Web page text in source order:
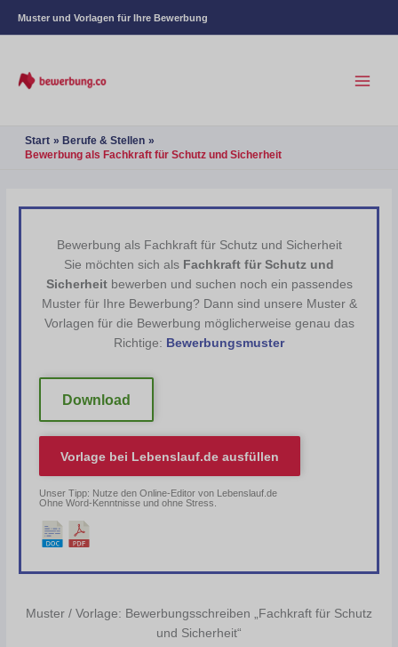
Muster und Vorlagen für Ihre Bewerbung
Start
Berufe & Stellen
Bewerbung als Fachkraft für Schutz und Sicherheit
Bewerbung als Fachkraft für Schutz und Sicherheit
Sie möchten sich als Fachkraft für Schutz und
Sicherheitbewerben und suchen noch ein passendes
Muster für Ihre Bewerbung? Dann sind unsere Muster &
Vorlagen für die Bewerbung möglicherweise genau das
Richtige: Bewerbungsmuster
Download
Vorlage bei Lebenslauf.de ausfüllen
Unser Tipp: Nutze den Online-Editor von Lebenslauf.de
Ohne Word-Kenntnisse und ohne Stress.
Muster / Vorlage: Bewerbungsschreiben „Fachkraft für Schutz
und Sicherheit“